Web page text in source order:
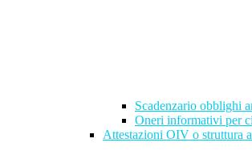
Scadenzario obblighi
Oneri informativi per
Attestazioni OIV o struttura